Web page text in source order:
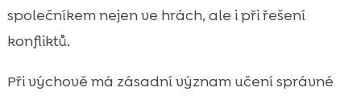
společníkem nejen ve hrách, ale i při řešení
konfliktů.
Při výchově má zásadní význam učení správné